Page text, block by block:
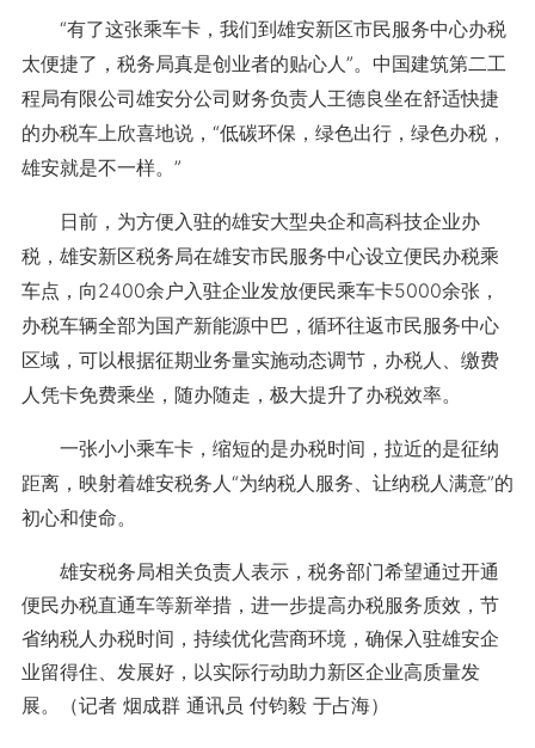
“有了这张乘车卡，我们到雄安新区市民服务中心办税
太便捷了，税务局真是创业者的贴心人”。中国建筑第二工
程局有限公司雄安分公司财务负责人王德良坐在舒适快捷
的办税车上欣喜地说，“低碳环保，绿色出行，绿色办税，
雄安就是不一样。”
日前，为方便入驻的雄安大型央企和高科技企业办
税，雄安新区税务局在雄安市民服务中心设立便民办税乘
车点，向2400余户入驻企业发放便民乘车卡5000余张，
办税车辆全部为国产新能源中巴，循环往返市民服务中心
区域，可以根据征期业务量实施动态调节，办税人、缴费
人凭卡免费乘坐，随办随走，极大提升了办税效率。
一张小小乘车卡，缩短的是办税时间，拉近的是征纳
距离，映射着雄安税务人“为纳税人服务、让纳税人满意”的
初心和使命。
雄安税务局相关负责人表示，税务部门希望通过开通
便民办税直通车等新举措，进一步提高办税服务质效，节
省纳税人办税时间，持续优化营商环境，确保入驻雄安企
业留得住、发展好，以实际行动助力新区企业高质量发
展。（记者 烟成群 通讯员 付钧毅 于占海）